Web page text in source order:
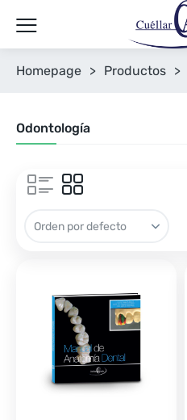
Homepage > Productos >
Odontología